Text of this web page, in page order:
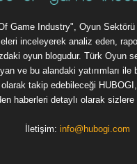
Game Industry", Oyun Sektörü
inceleyerek analiz eden,
oyun blogudur. Türk Oyun
ve bu alandaki yatırımları
olarak takip edebileceği
haberleri detaylı olarak sizlere
İletişim: info@hubogi.com